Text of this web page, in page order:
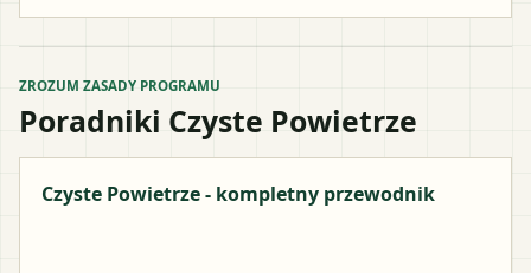
ZROZUM ZASADY PROGRAMU
Poradniki Czyste Powietrze
Czyste Powietrze - kompletny przewodnik